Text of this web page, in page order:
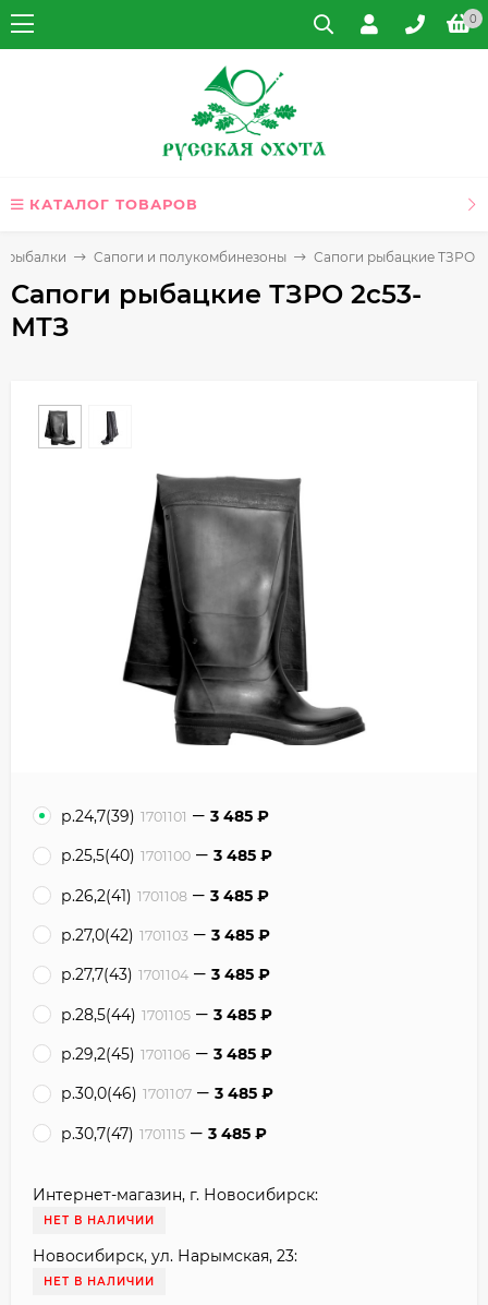
0
КАТАЛОГ ТОВАРОВ
рыбалки Cапоги и полукомбинезоны Сапоги рыбацкие ТЗРО
Сапоги рыбацкие ТЗРО 2с53-
МТЗ
р.24,7(39) 1701101 3 485 ₽
р.25,5(40) 1701100 3 485 ₽
р.26,2(41) 1701108 3 485 ₽
р.27,0(42) 1701103 3 485 ₽
р.27,7(43) 1701104 3 485 ₽
р.28,5(44) 1701105 3 485 ₽
р.29,2(45) 1701106 3 485 ₽
р.30,0(46) 1701107 3 485 ₽
р.30,7(47) 1701115 3 485 ₽
Интернет-магазин, г. Новосибирск:
НЕТ В НАЛИЧИИ
Новосибирск, ул. Нарымская, 23:
НЕТ В НАЛИЧИИ